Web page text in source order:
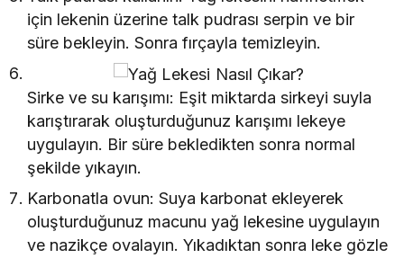
için lekenin üzerine talk pudrası serpin ve bir
süre bekleyin. Sonra fırçayla temizleyin.
Sirke ve su karışımı: Eşit miktarda sirkeyi suyla
karıştırarak oluşturduğunuz karışımı lekeye
uygulayın. Bir süre bekledikten sonra normal
şekilde yıkayın.
Karbonatla ovun: Suya karbonat ekleyerek
oluşturduğunuz macunu yağ lekesine uygulayın
ve nazikçe ovalayın. Yıkadıktan sonra leke gözle